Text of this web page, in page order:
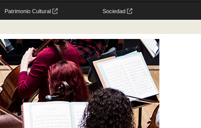
Patrimonio Cultural Sociedad